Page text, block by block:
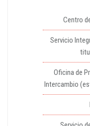
Centro
Servicio
Oficina de
Intercambio